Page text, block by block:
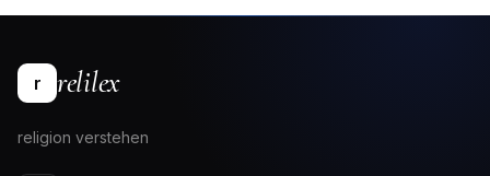
r relilex
religion verstehen